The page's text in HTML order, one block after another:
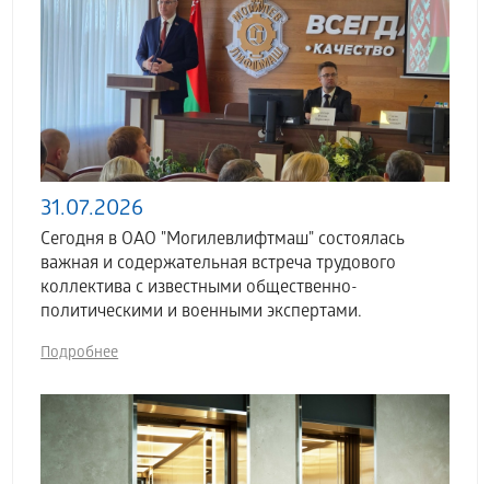
31.07.2026
Сегодня в ОАО "Могилевлифтмаш" состоялась
важная и содержательная встреча трудового
коллектива с известными общественно-
политическими и военными экспертами.
Подробнее